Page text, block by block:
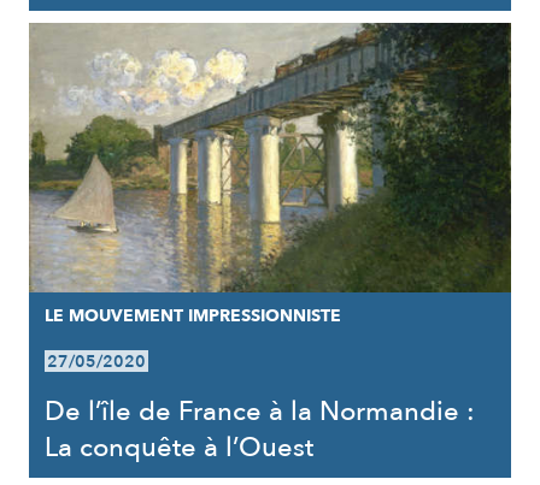
LE MOUVEMENT IMPRESSIONNISTE
27/05/2020
De l’île de France à la Normandie :
La conquête à l’Ouest